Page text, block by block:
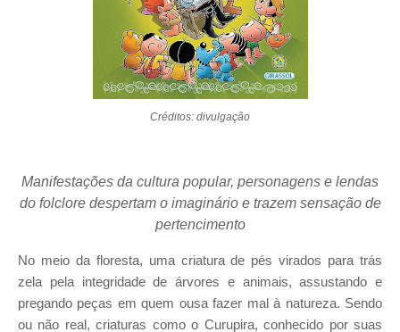
Créditos: divulgação
Manifestações da cultura popular, personagens e lendas
do folclore despertam o imaginário e trazem sensação de
pertencimento
No meio da floresta, uma criatura de pés virados para trás
zela pela integridade de árvores e animais, assustando e
pregando peças em quem ousa fazer mal à natureza. Sendo
ou não real, criaturas como o Curupira, conhecido por suas